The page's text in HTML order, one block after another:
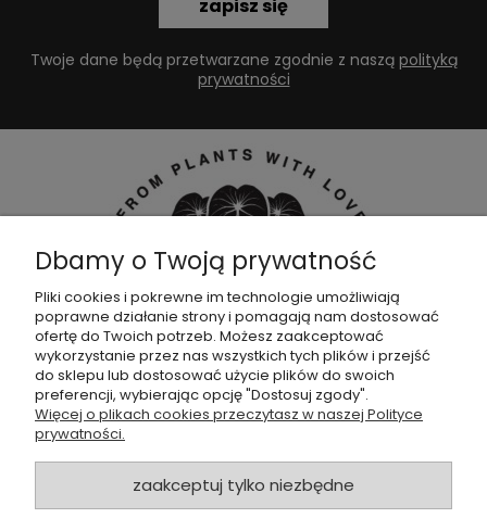
zapisz się
Twoje dane będą przetwarzane zgodnie z naszą polityką
prywatności
Dołącz do naszejgrupy facebookowej !
POMOC
SKLEP
Dbamy o Twoją prywatność
Pliki cookies i pokrewne im technologie umożliwiają
poprawne działanie strony i pomagają nam dostosować
ofertę do Twoich potrzeb. Możesz zaakceptować
wykorzystanie przez nas wszystkich tych plików i przejść
do sklepu lub dostosować użycie plików do swoich
preferencji, wybierając opcję "Dostosuj zgody".
Więcej o plikach cookies przeczytasz w naszej Polityce
prywatności.
zaakceptuj tylko niezbędne